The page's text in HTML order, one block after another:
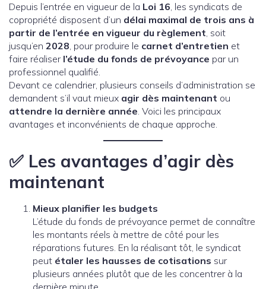
Depuis l’entrée en vigueur de la Loi 16, les syndicats de
copropriété disposent d’un délai maximal de trois ans à
partir de l’entrée en vigueur du règlement, soit
jusqu’en 2028, pour produire le carnet d’entretien et
faire réaliser l’étude du fonds de prévoyance par un
professionnel qualifié.
Devant ce calendrier, plusieurs conseils d’administration se
demandent s’il vaut mieux agir dès maintenant ou
attendre la dernière année. Voici les principaux
avantages et inconvénients de chaque approche.
✅ Les avantages d’agir dès
maintenant
Mieux planifier les budgets
L’étude du fonds de prévoyance permet de connaître
les montants réels à mettre de côté pour les
réparations futures. En la réalisant tôt, le syndicat
peut étaler les hausses de cotisations sur
plusieurs années plutôt que de les concentrer à la